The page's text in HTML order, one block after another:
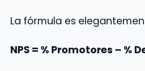
La fórmula es
NPS = % Promotores – %